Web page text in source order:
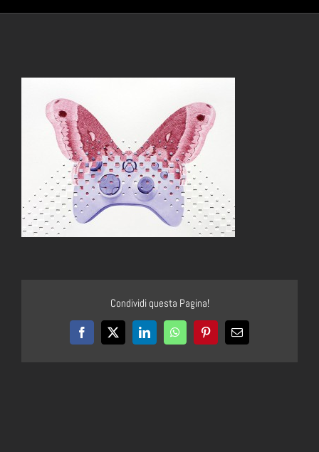
Condividi questa Pagina!
Facebook
X LinkedInWhatsAppPinterestEmail